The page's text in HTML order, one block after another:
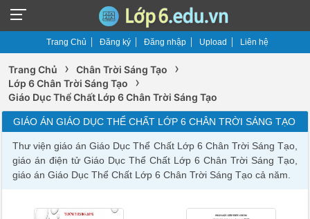
Trang Chủ Đăng ký Đăng nhập Upload Liên hệ
Trang Chủ › Chân Trời Sáng Tạo ›
Lớp 6 Chân Trời Sáng Tạo ›
Giáo Dục Thể Chất Lớp 6 Chân Trời Sáng Tạo
GIÁO ÁN GIÁO DỤC THỂ CHẤT LỚP 6 CHÂN TRỜI SÁNG TẠO
Thư viện giáo án Giáo Dục Thể Chất Lớp 6 Chân Trời Sáng Tạo,
giáo án điện tử Giáo Dục Thể Chất Lớp 6 Chân Trời Sáng Tạo,
giáo án Giáo Dục Thể Chất Lớp 6 Chân Trời Sáng Tạo cả năm.